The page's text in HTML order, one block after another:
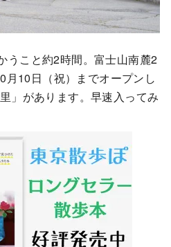
うこと約2時間。富士山南麓2
10日（祝）までオープンし
」があります。早速入ってみ